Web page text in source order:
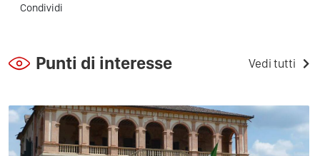
Condividi
Punti di interesse Vedi tutti